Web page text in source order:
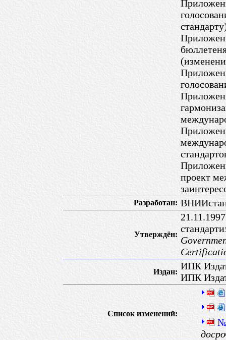
проект
Разработан:
Утверждён:
Издан:
ИПК
ИПК
Список изменений:
№